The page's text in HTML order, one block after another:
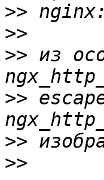
>>
>>
>> из
>>
>>
>>